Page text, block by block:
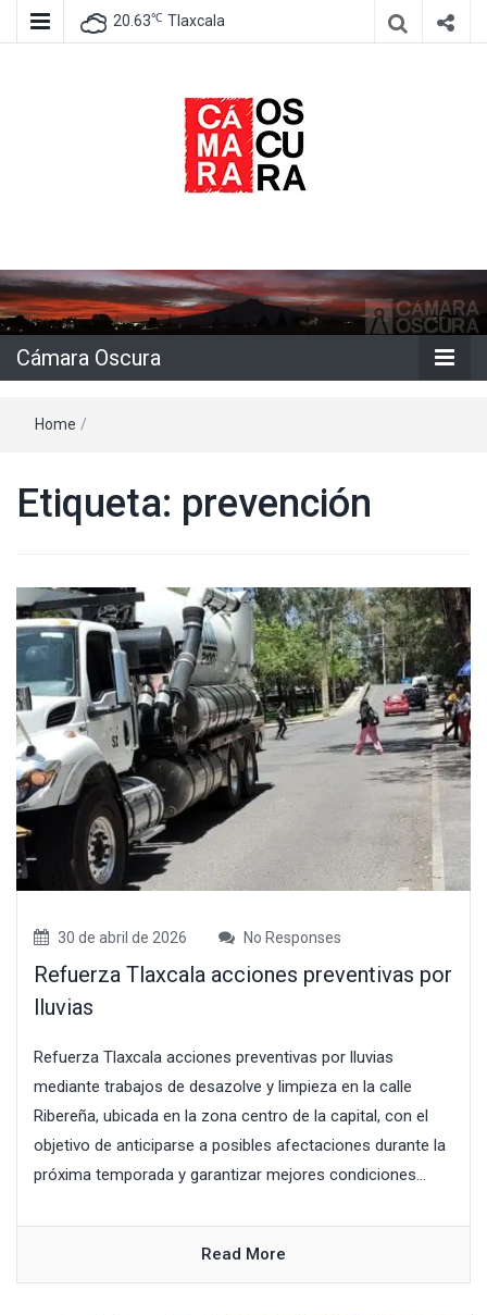
20.63℃ Tlaxcala
Cámara
Oscura
Cámara Oscura
Home /
Etiqueta: prevención
30 de abril de 2026 No Responses
Refuerza Tlaxcala acciones preventivas por
lluvias
Refuerza Tlaxcala acciones preventivas por lluvias
mediante trabajos de desazolve y limpieza en la calle
Ribereña, ubicada en la zona centro de la capital, con el
objetivo de anticiparse a posibles afectaciones durante la
próxima temporada y garantizar mejores condiciones...
Read More